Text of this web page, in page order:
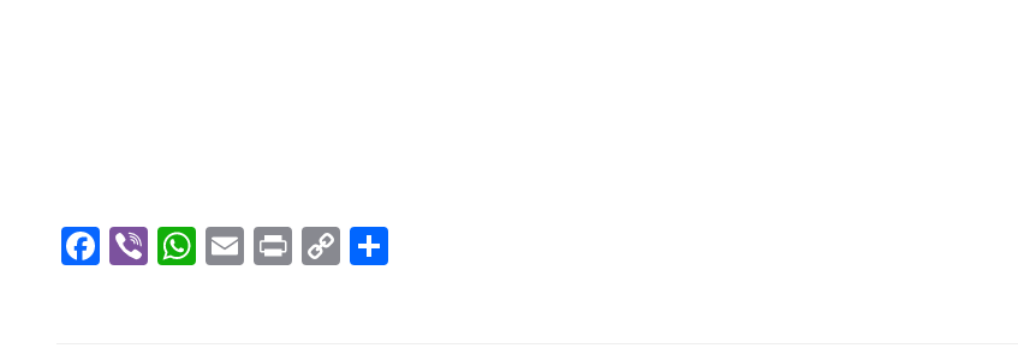
Facebook
ViberWhatsApp
EmailPrintCopy